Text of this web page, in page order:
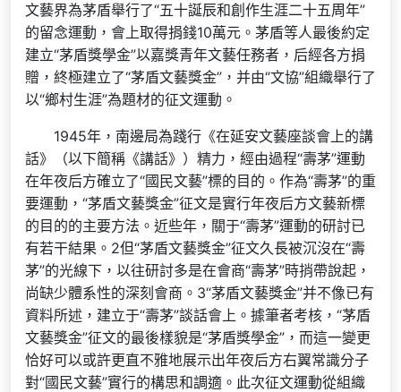
文藝界為茅盾舉行了“五十誕辰和創作生涯二十五周年”
的留念運動，會上取得捐錢10萬元。茅盾等人最後約定
建立“茅盾獎學金”以嘉獎青年文藝任務者，后經各方捐
贈，終極建立了“茅盾文藝獎金”，并由“文協”組織舉行了
以“鄉村生涯”為題材的征文運動。
1945年，南邊局為踐行《在延安文藝座談會上的講
話》（以下簡稱《講話》）精力，經由過程“壽茅”運動
在年夜后方確立了“國民文藝”標的目的。作為“壽茅”的重
要運動，“茅盾文藝獎金”征文是實行年夜后方文藝新標
的目的的主要方法。近些年，關于“壽茅”運動的研討已
有若干結果。2但“茅盾文藝獎金”征文久長被沉沒在“壽
茅”的光線下，以往研討多是在會商“壽茅”時捎帶說起，
尚缺少體系性的深刻會商。3“茅盾文藝獎金”并不像已有
資料所述，建立于“壽茅”談話會上。據筆者考核，“茅盾
文藝獎金”征文的最後樣貌是“茅盾獎學金”，而這一變更
恰好可以或許更直不雅地展示出年夜后方右翼常識分子
對“國民文藝”實行的構思和調適。此次征文運動從組織